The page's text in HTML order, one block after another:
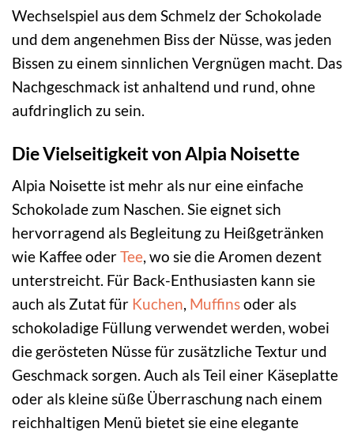
Wechselspiel aus dem Schmelz der Schokolade
und dem angenehmen Biss der Nüsse, was jeden
Bissen zu einem sinnlichen Vergnügen macht. Das
Nachgeschmack ist anhaltend und rund, ohne
aufdringlich zu sein.
Die Vielseitigkeit von Alpia Noisette
Alpia Noisette ist mehr als nur eine einfache
Schokolade zum Naschen. Sie eignet sich
hervorragend als Begleitung zu Heißgetränken
wie Kaffee oderTee, wo sie die Aromen dezent
unterstreicht. Für Back-Enthusiasten kann sie
auch als Zutat für Kuchen, Muffinsoder als
schokoladige Füllung verwendet werden, wobei
die gerösteten Nüsse für zusätzliche Textur und
Geschmack sorgen. Auch als Teil einer Käseplatte
oder als kleine süße Überraschung nach einem
reichhaltigen Menü bietet sie eine elegante